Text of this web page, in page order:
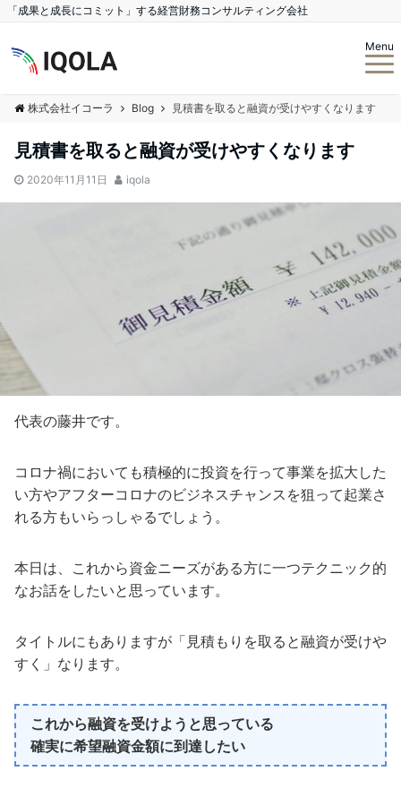
「成果と成長にコミット」する経営財務コンサルティング会社
Menu
株式会社イコーラ Blog 見積書を取ると融資が受けやすくなります
見積書を取ると融資が受けやすくなります
2020年11月11日 iqola
代表の藤井です。
コロナ禍においても積極的に投資を行って事業を拡大した
い方やアフターコロナのビジネスチャンスを狙って起業さ
れる方もいらっしゃるでしょう。
本日は、これから資金ニーズがある方に一つテクニック的
なお話をしたいと思っています。
タイトルにもありますが「見積もりを取ると融資が受けや
すく」なります。
これから融資を受けようと思っている
確実に希望融資金額に到達したい